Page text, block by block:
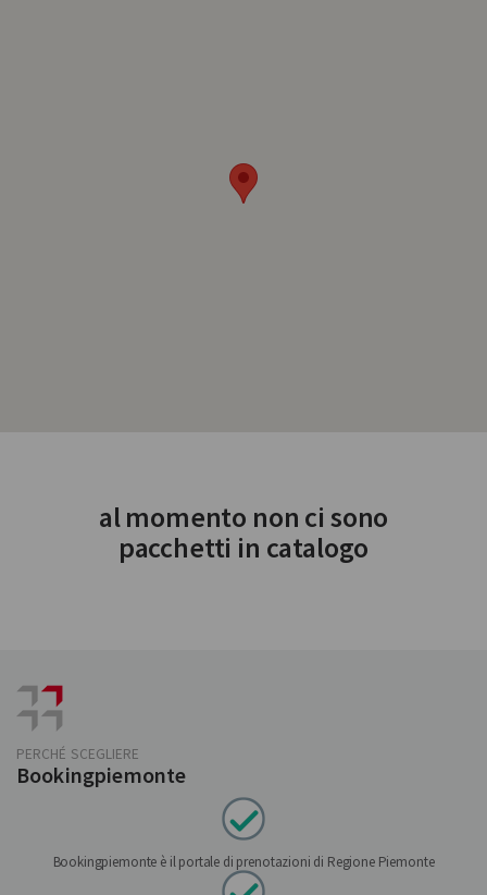
al momento non ci sono
pacchetti in catalogo
PERCHÉ SCEGLIERE
Bookingpiemonte
Bookingpiemonte è il portale di prenotazioni di Regione Piemonte